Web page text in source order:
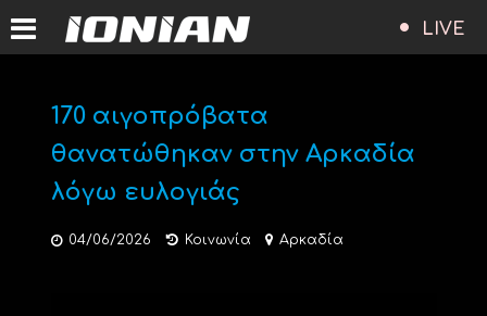
LIVE
170 αιγοπρόβατα
θανατώθηκαν στην Αρκαδία
λόγω ευλογιάς
04/06/2026 Κοινωνία Αρκαδία